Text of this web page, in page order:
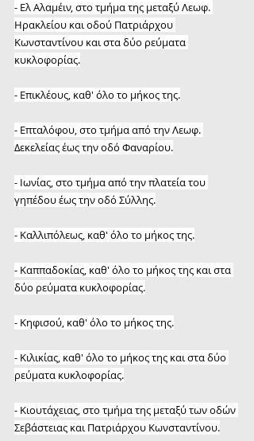
- Ελ Αλαμέιν, στο τμήμα της μεταξύ Λεωφ.
Ηρακλείου και οδού Πατριάρχου
Κωνσταντίνου και στα δύο ρεύματα
κυκλοφορίας.
- Επικλέους, καθ' όλο το μήκος της.
- Επταλόφου, στο τμήμα από την Λεωφ.
Δεκελείας έως την οδό Φαναρίου.
- Ιωνίας, στο τμήμα από την πλατεία του
γηπέδου έως την οδό Σύλλης.
- Καλλιπόλεως, καθ' όλο το μήκος της.
- Καππαδοκίας, καθ' όλο το μήκος της και στα
δύο ρεύματα κυκλοφορίας.
- Κηφισού, καθ' όλο το μήκος της.
- Κιλικίας, καθ' όλο το μήκος της και στα δύο
ρεύματα κυκλοφορίας.
- Κιουτάχειας, στο τμήμα της μεταξύ των οδών
Σεβάστειας και Πατριάρχου Κωνσταντίνου.